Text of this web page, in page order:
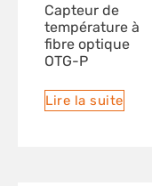
Capteur de
température à
fibre optique
OTG-P
Lire la suite